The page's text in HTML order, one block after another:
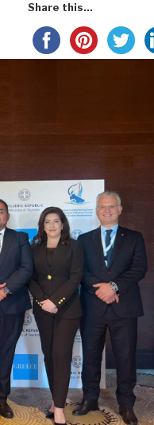
Share this...